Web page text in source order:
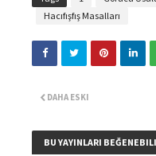
Hacıfışfış Masalları
DAHA ESKI
BU YAYINLARI